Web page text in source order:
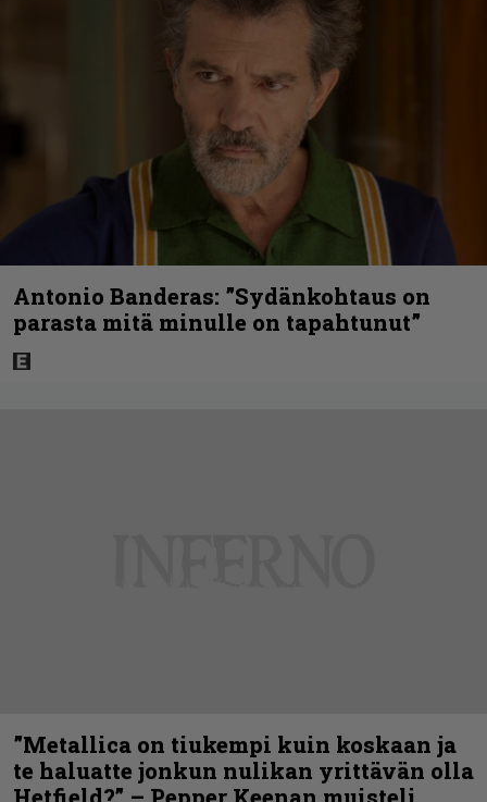
Antonio Banderas: ”Sydänkohtaus on
parasta mitä minulle on tapahtunut”
”Metallica on tiukempi kuin koskaan ja
te haluatte jonkun nulikan yrittävän olla